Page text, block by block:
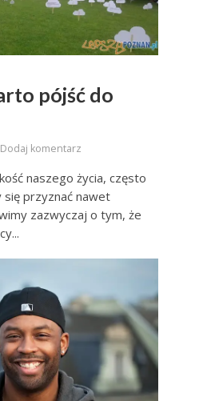
pójść do
Dodaj komentarz
naszego życia, często
przyznać nawet
zazwyczaj o tym, że